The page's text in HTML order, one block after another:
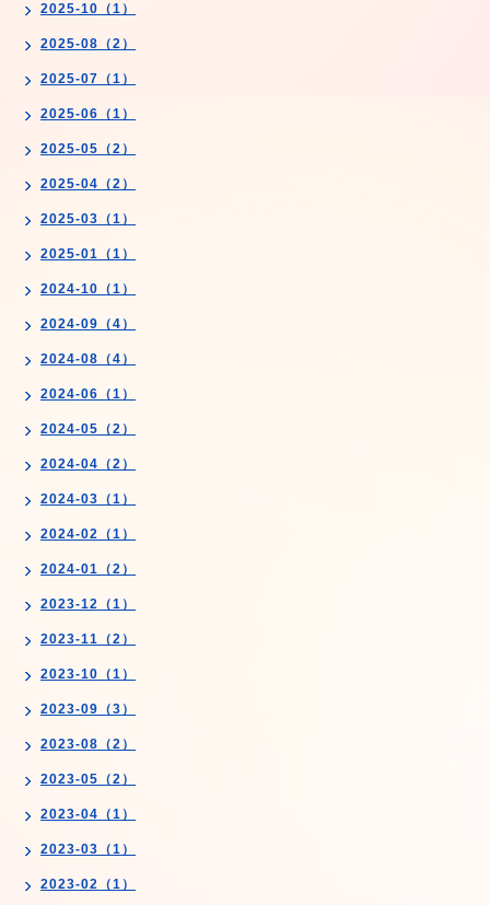
2025-10（1）
2025-08（2）
2025-07（1）
2025-06（1）
2025-05（2）
2025-04（2）
2025-03（1）
2025-01（1）
2024-10（1）
2024-09（4）
2024-08（4）
2024-06（1）
2024-05（2）
2024-04（2）
2024-03（1）
2024-02（1）
2024-01（2）
2023-12（1）
2023-11（2）
2023-10（1）
2023-09（3）
2023-08（2）
2023-05（2）
2023-04（1）
2023-03（1）
2023-02（1）